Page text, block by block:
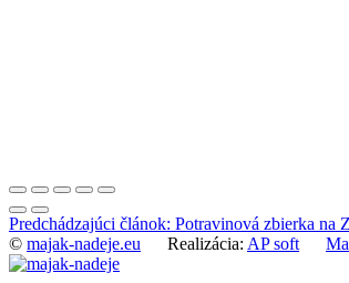
Predchádzajúci článok: Potravinová zbierka na
© majak-nadeje.eu Realizácia: AP soft